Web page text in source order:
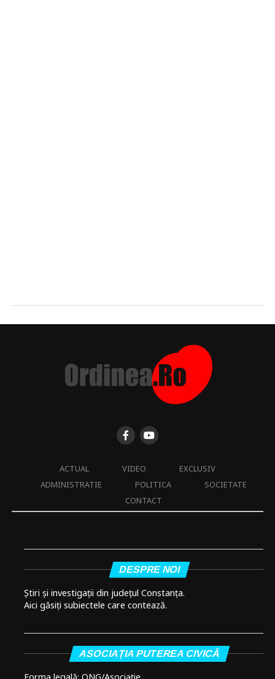
ACTUAL VIDEO
EXCLUSIV
ADMINISTRATIE
POLITICA
SOCIETATE
CONTACT
DESPRE NOI
Știri și investigații din județul Constanța.
Aici găsiți subiectele care contează.
ASOCIAȚIA PUTEREA CIVICĂ